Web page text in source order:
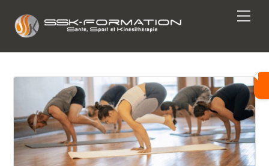
content